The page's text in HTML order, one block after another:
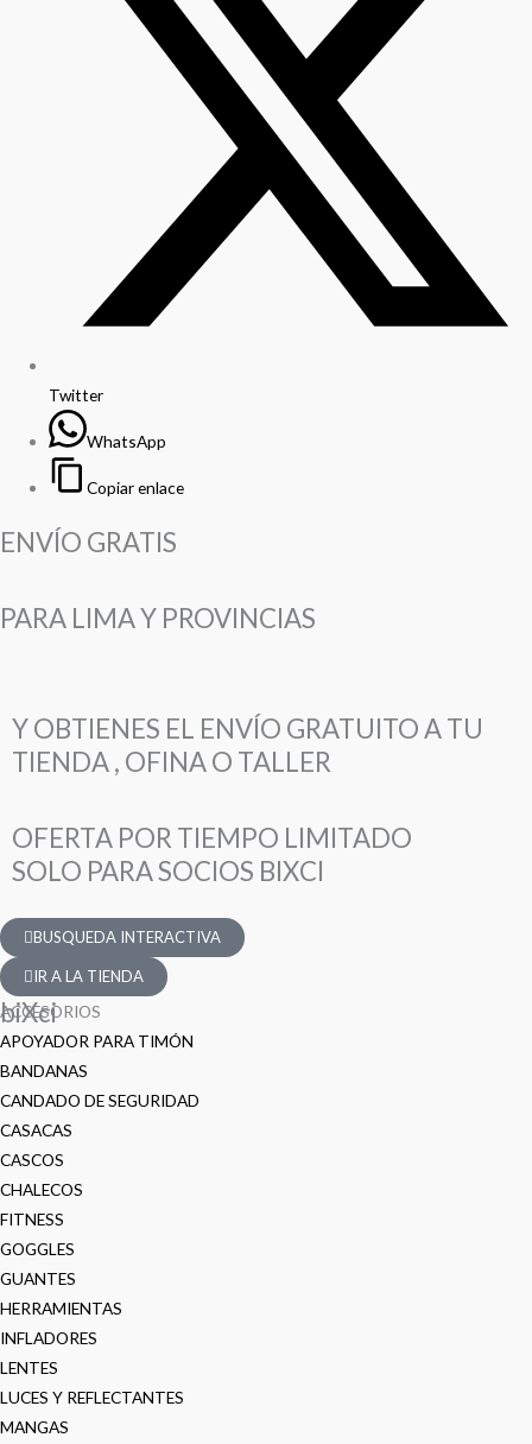
Twitter
WhatsApp
Copiar enlace
ENVÍO GRATIS
PARA LIMA Y PROVINCIAS
Y OBTIENES EL ENVÍO GRATUITO A TU
TIENDA , OFINA O TALLER
OFERTA POR TIEMPO LIMITADO
SOLO PARA SOCIOS BIXCI
BUSQUEDA INTERACTIVA
IR A LA TIENDA
ACCESORIOS
APOYADOR PARA TIMÓN
BANDANAS
CANDADO DE SEGURIDAD
CASACAS
CASCOS
CHALECOS
FITNESS
GOGGLES
GUANTES
HERRAMIENTAS
INFLADORES
LENTES
LUCES Y REFLECTANTES
MANGAS
biXci